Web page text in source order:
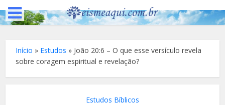
Início » Estudos » João 20:6 – O que esse versículo revela
sobre coragem espiritual e revelação?
Estudos Bíblicos